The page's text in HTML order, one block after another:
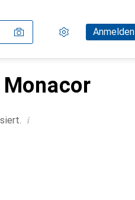
Einstellungen
KundenkontoAnmelden
Vergleichslisten
Merklisten
Warenkorb
i